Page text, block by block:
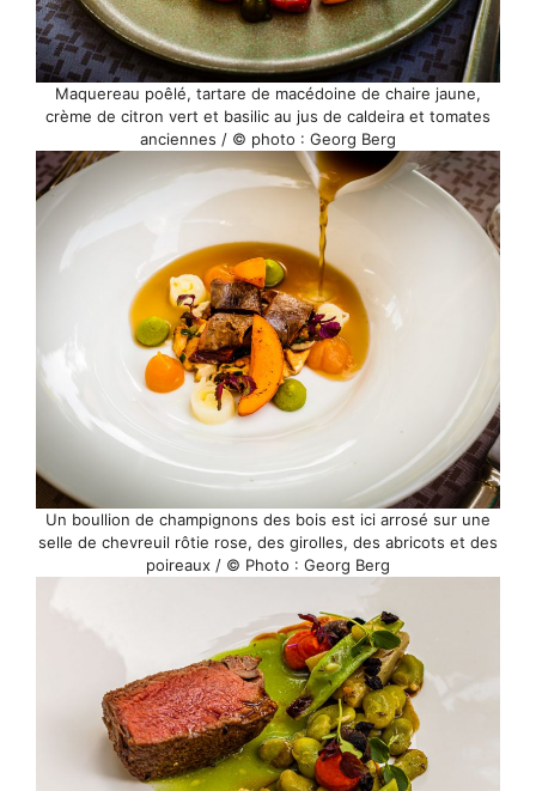
Maquereau poêlé, tartare de macédoine de chaire jaune,
crème de citron vert et basilic au jus de caldeira et tomates
anciennes / © photo : Georg Berg
Un boullion de champignons des bois est ici arrosé sur une
selle de chevreuil rôtie rose, des girolles, des abricots et des
poireaux / © Photo : Georg Berg